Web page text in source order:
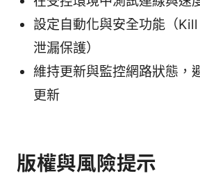
設定自動化與安全功能（
泄漏保護）
維持更新與監控網路狀態，
更新
版權與風險提示